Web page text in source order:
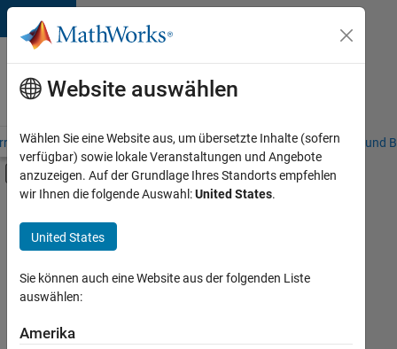
Weiter zum Inhalt
Karriere
bei
MathWorks
– Übersicht Stellensuche Niederlassungen Studierende und
Umschaltung für Off-Canvas-
Hauptinhalt
Product Development
Quality Engineering
Release Engineering
Software Process Engineering
Web Applications and Services
+4
Derzeit
Website auswählen
Wählen Sie eine Website aus, um übersetzte Inhalte (sofern
verfügbar) sowie lokale Veranstaltungen und Angebote
anzuzeigen. Auf der Grundlage Ihres Standorts empfehlen
wir Ihnen die folgende Auswahl:United States.
United States
Sie können auch eine Website aus der folgenden Liste
auswählen:
Amerika